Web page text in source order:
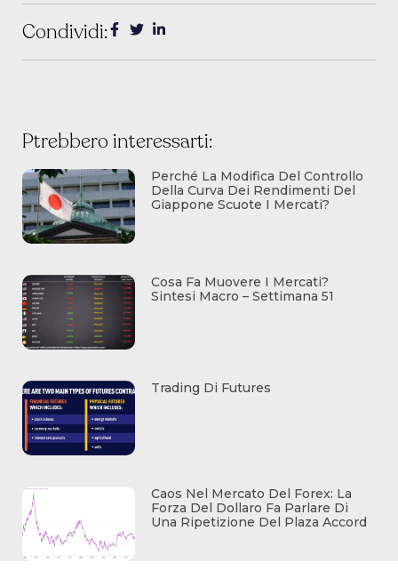
Condividi:
Ptrebbero interessarti:
Perché La Modifica Del Controllo
Della Curva Dei Rendimenti Del
Giappone Scuote I Mercati?
Cosa Fa Muovere I Mercati?
Sintesi Macro – Settimana 51
Trading Di Futures
Caos Nel Mercato Del Forex: La
Forza Del Dollaro Fa Parlare Di
Una Ripetizione Del Plaza Accord